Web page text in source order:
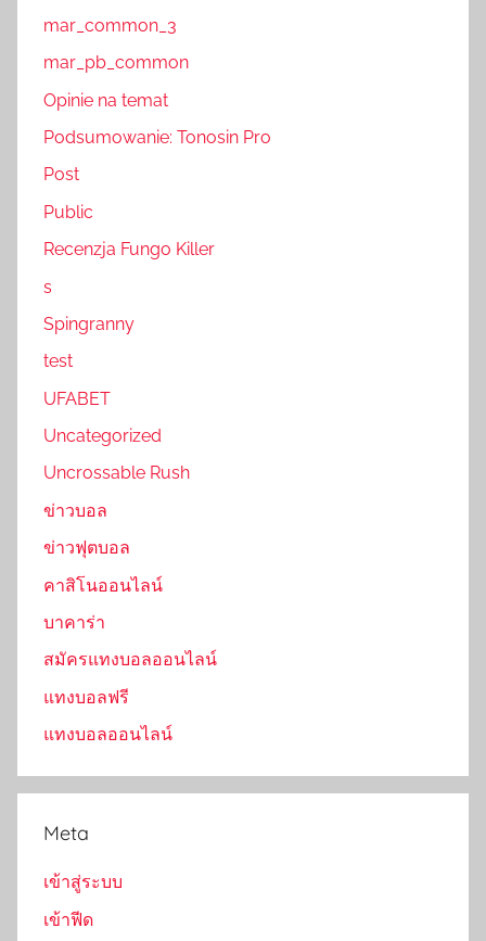
mar_common_3
mar_pb_common
Opinie na temat
Podsumowanie: Tonosin Pro
Post
Public
Recenzja Fungo Killer
s
Spingranny
test
UFABET
Uncategorized
Uncrossable Rush
ข่าวบอล
ข่าวฟุตบอล
คาสิโนออนไลน์
บาคาร่า
สมัครแทงบอลออนไลน์
แทงบอลฟรี
แทงบอลออนไลน์
Meta
เข้าสู่ระบบ
เข้าฟีด